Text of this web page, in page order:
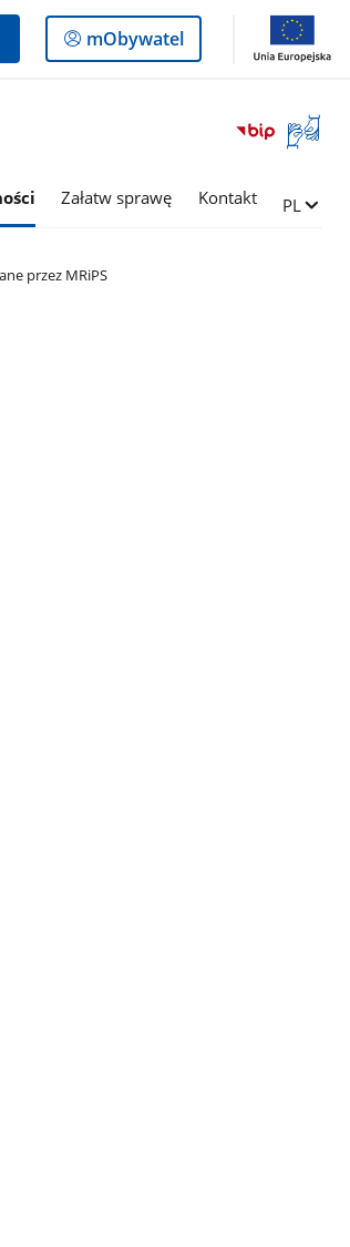
Logowanie
do
mObywatel
Otwórz
okno
języka
Załatw sprawę Kontakt Zmień
PL
przez MRiPS